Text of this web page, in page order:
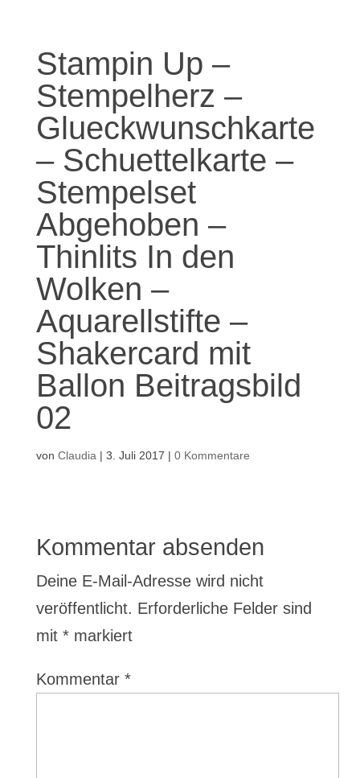
Stampin Up –
Stempelherz –
Glueckwunschkarte
– Schuettelkarte –
Stempelset
Abgehoben –
Thinlits In den
Wolken –
Aquarellstifte –
Shakercard mit
Ballon Beitragsbild
02
von Claudia | 3. Juli 2017 | 0 Kommentare
Kommentar absenden
Deine E-Mail-Adresse wird nicht
veröffentlicht. Erforderliche Felder sind
mit *markiert
Kommentar *